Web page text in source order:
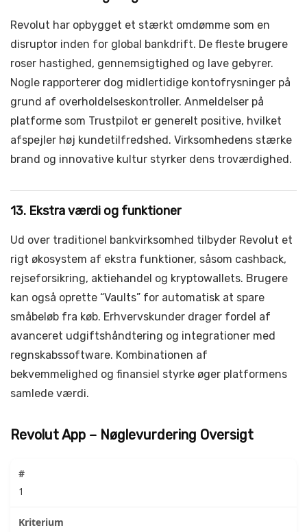
Revolut har opbygget et stærkt omdømme som en
disruptor inden for global bankdrift. De fleste brugere
roser hastighed, gennemsigtighed og lave gebyrer.
Nogle rapporterer dog midlertidige kontofrysninger på
grund af overholdelseskontroller. Anmeldelser på
platforme som Trustpilot er generelt positive, hvilket
afspejler høj kundetilfredshed. Virksomhedens stærke
brand og innovative kultur styrker dens troværdighed.
13. Ekstra værdi og funktioner
Ud over traditionel bankvirksomhed tilbyder Revolut et
rigt økosystem af ekstra funktioner, såsom cashback,
rejseforsikring, aktiehandel og kryptowallets. Brugere
kan også oprette “Vaults” for automatisk at spare
småbeløb fra køb. Erhvervskunder drager fordel af
avanceret udgiftshåndtering og integrationer med
regnskabssoftware. Kombinationen af
bekvemmelighed og finansiel styrke øger platformens
samlede værdi.
Revolut App – Nøglevurdering Oversigt
1